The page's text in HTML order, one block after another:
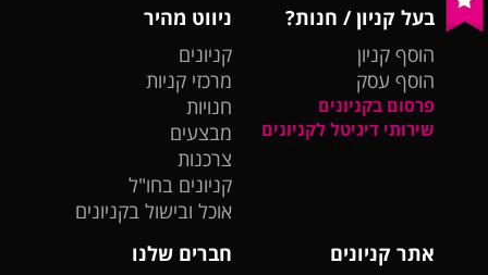
בעל קניון / חנות?
הוסף קניון
הוסף עסק
פרסום בקניונים
שירותי דיגיטל לקניונים
ניווט מהיר
קניונים
מרכזי קניות
חנויות
מבצעים
צרכנות
קניונים בחו"ל
אוכל ובישול בקניונים
אתר קניונים
חברים שלנו